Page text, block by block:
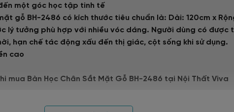
một góc học tập tinh tế
gỗ BH-2486 có kích thước tiêu chuẩn là: Dài: 120cm x
lý tưởng phù hợp với nhiều vóc dáng. Người dùng có được
hạn chế tác động xấu đến thị giác, cột sống khi sử dụng.
cao
mua Bàn Học Chân Sắt Mặt Gỗ BH-2486 tại Nội Thất Viva